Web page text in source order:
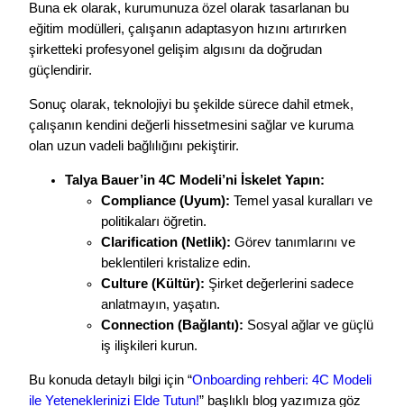
Buna ek olarak, kurumunuza özel olarak tasarlanan bu
eğitim modülleri, çalışanın adaptasyon hızını artırırken
şirketteki profesyonel gelişim algısını da doğrudan
güçlendirir.
Sonuç olarak, teknolojiyi bu şekilde sürece dahil etmek,
çalışanın kendini değerli hissetmesini sağlar ve kuruma
olan uzun vadeli bağlılığını pekiştirir.
Talya Bauer’in 4C Modeli’ni İskelet Yapın:
Compliance (Uyum): Temel yasal kuralları ve
politikaları öğretin.
Clarification (Netlik): Görev tanımlarını ve
beklentileri kristalize edin.
Culture (Kültür): Şirket değerlerini sadece
anlatmayın, yaşatın.
Connection (Bağlantı): Sosyal ağlar ve güçlü
iş ilişkileri kurun.
Bu konuda detaylı bilgi için “Onboarding rehberi: 4C Modeli
ile Yeteneklerinizi Elde Tutun!” başlıklı blog yazımıza göz